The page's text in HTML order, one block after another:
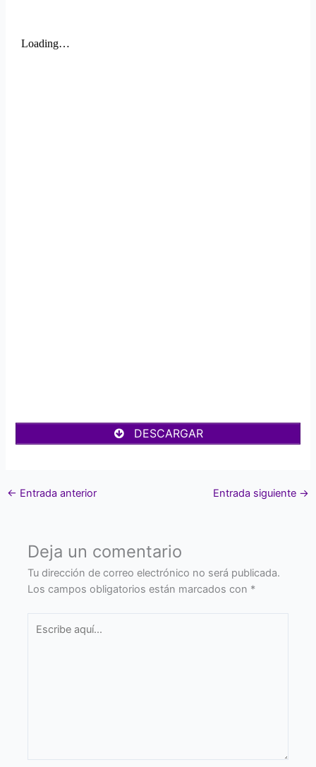
DESCARGAR
← Entrada anterior Entrada siguiente →
Deja un comentario
Tu dirección de correo electrónico no será publicada.
Los campos obligatorios están marcados con *
aquí...